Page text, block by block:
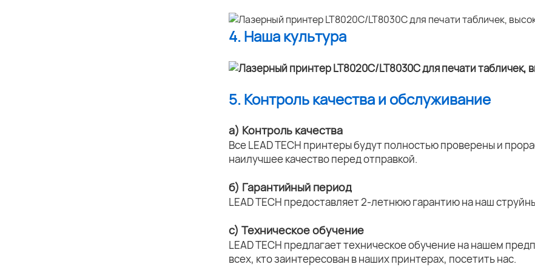
4. Наша культура
5. Контроль качества и обслуживание
а) Контроль качества
Все LEAD TECH принтеры будут полностью проверены и
наилучшее качество перед отправкой.
б) Гарантийный период
LEAD TECH предоставляет 2-летнюю гарантию на наш
c) Техническое обучение
LEAD TECH предлагает техническое обучение на нашем
всех, кто заинтересован в наших принтерах, посетить нас.